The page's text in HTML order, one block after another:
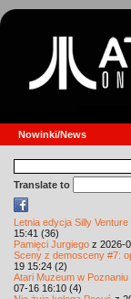
Nowinki/News
Translate to
Letnia edycja Silly Venture
15:41 (36)
Pamięci Jurgiego z 2026-
Sceny z demosceny #7:
19 15:24 (2)
Atari Muzeum w Poznaniu
07-16 16:10 (4)